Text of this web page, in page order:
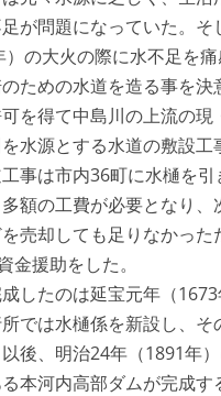
が問題になっていた。そ
）の大火の際に水不足を
ための水道を造る事を
を得て中島川の上流の現
水源とする水道の敷設工
事は市内36町に水樋を引
額の工費が必要となり
売却しても足りなかった
金援助をした。
したのは延宝元年（
では水樋係を新設し、そ
後、明治24年（1891年
本河内高部ダムが完成